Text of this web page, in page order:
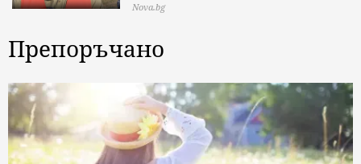
Nova.bg
Препоръчано